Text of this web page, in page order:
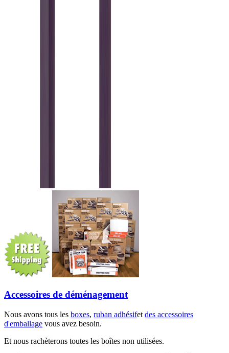
Accessoires de déménagement
Nous avons tous les boxes, ruban adhésifet des accessoires
d'emballage vous avez besoin.
Et nous rachèterons toutes les boîtes non utilisées.